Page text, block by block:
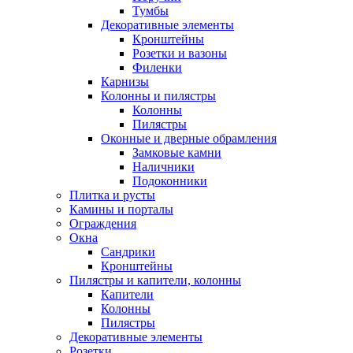
Тумбы
Декоративные элементы
Кронштейны
Розетки и вазоны
Филенки
Карнизы
Колонны и пилястры
Колонны
Пилястры
Оконные и дверные обрамления
Замковые камни
Наличники
Подоконники
Плитка и русты
Камины и порталы
Ограждения
Окна
Сандрики
Кронштейны
Пилястры и капители, колонны
Капители
Колонны
Пилястры
Декоративные элементы